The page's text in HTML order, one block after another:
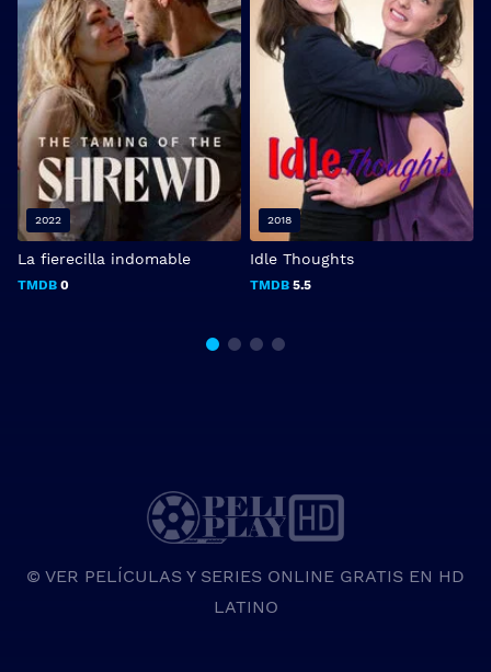
La fierecilla indomable
TMDB 0
2022
Idle Thoughts
TMDB 5.5
2018
© VER PELÍCULAS Y SERIES ONLINE GRATIS EN HD
LATINO